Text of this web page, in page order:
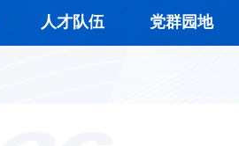
人才队伍 党群园地